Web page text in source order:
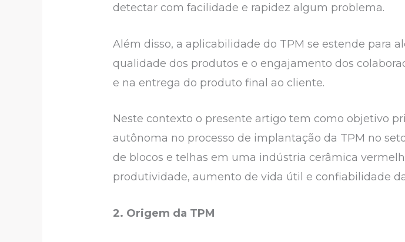
detectar com facilidade e rapidez algum problema.
Além disso, a aplicabilidade do TPM se estende para
qualidade dos produtos e o engajamento dos
e na entrega do produto final ao cliente.
Neste contexto o presente artigo tem como objetivo
autônoma no processo de implantação da TPM no
de blocos e telhas em uma indústria cerâmica
produtividade, aumento de vida útil e confiabilidade
2. Origem da TPM